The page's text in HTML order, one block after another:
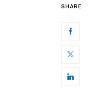
SHARE